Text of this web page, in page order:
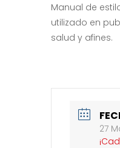
Manual de
utilizado en
salud y afines.
27